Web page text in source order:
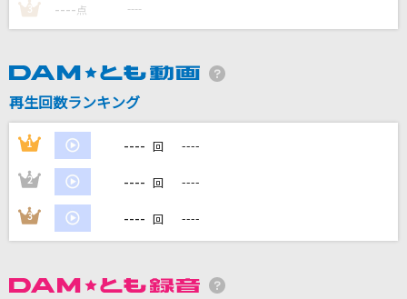
星空のドライブ
河村隆一
カラオケ最新情報をチェック！
3 ---- 点 ----
再生回数ランキング
1 ---- 回 ----
2 ---- 回 ----
3 ---- 回 ----